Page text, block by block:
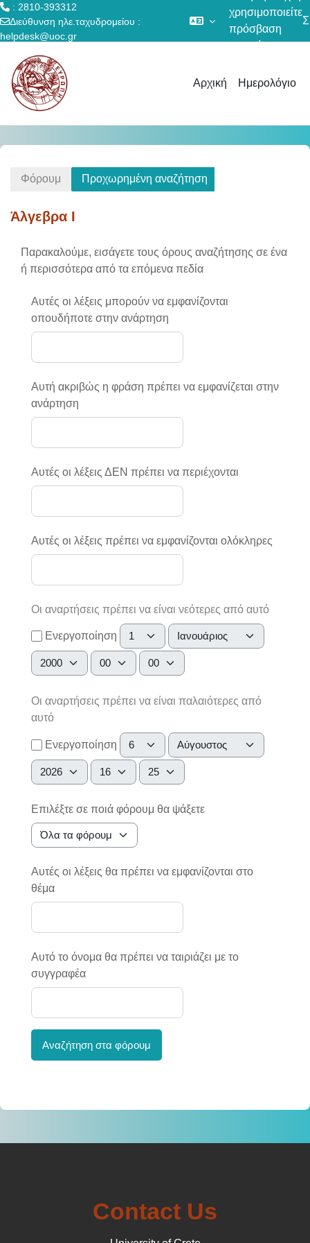
: 2810-393312
Διεύθυνση ηλε.ταχυδρομείου :
helpdesk@uoc.gr
χρησιμοποιείτε
πρόσβαση
επισκέπτη
Αρχική Ημερολόγιο
Φόρουμ Προχωρημένη αναζήτηση
Άλγεβρα I
Παρακαλούμε, εισάγετε τους όρους αναζήτησης σε ένα
ή περισσότερα από τα επόμενα πεδία
Αυτές οι λέξεις μπορούν να εμφανίζονται
οπουδήποτε στην ανάρτηση
Αυτή ακριβώς η φράση πρέπει να εμφανίζεται στην
ανάρτηση
Αυτές οι λέξεις ΔΕΝ πρέπει να περιέχονται
Αυτές οι λέξεις πρέπει να εμφανίζονται ολόκληρες
Οι αναρτήσεις πρέπει να είναι νεότερες από αυτό
Ενεργοποίηση Μέρα Μήνας
Έτος Ώρα Λεπτό
Οι αναρτήσεις πρέπει να είναι παλαιότερες από
αυτό
Ενεργοποίηση Μέρα Μήνας
Έτος Ώρα Λεπτό
Επιλέξτε σε ποιά φόρουμ θα ψάξετε
Αυτές οι λέξεις θα πρέπει να εμφανίζονται στο
θέμα
Αυτό το όνομα θα πρέπει να ταιριάζει με το
συγγραφέα
Αναζήτηση στα φόρουμ
Contact Us